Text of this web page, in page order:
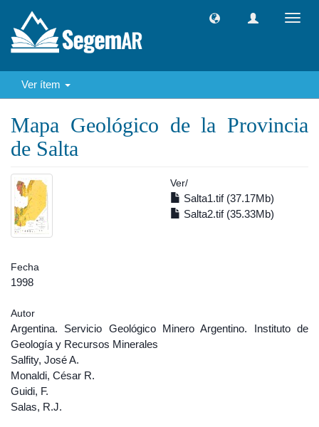
Ver ítem
Mapa Geológico de la Provincia
de Salta
Ver/
Salta1.tif (37.17Mb)
Salta2.tif (35.33Mb)
Fecha
1998
Autor
Argentina. Servicio Geológico Minero Argentino. Instituto de
Geología y Recursos Minerales
Salfity, José A.
Monaldi, César R.
Guidi, F.
Salas, R.J.